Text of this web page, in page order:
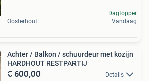
Oosterhout
Dagtopper
Vandaag
Achter / Balkon / schuurdeur met kozijn
HARDHOUT RESTPARTIJ
€ 600,00 Details